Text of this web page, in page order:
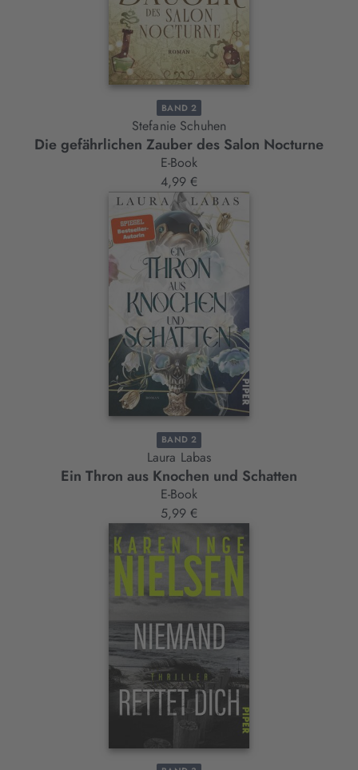
BAND 2
Stefanie Schuhen
Die gefährlichen Zauber des Salon Nocturne
E-Book
4,99 €
BAND 2
Laura Labas
Ein Thron aus Knochen und Schatten
E-Book
5,99 €